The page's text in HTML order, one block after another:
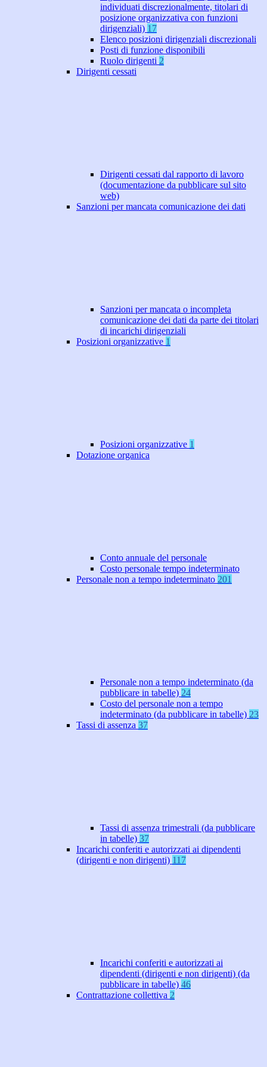
individuati discrezionalmente, titolari di
posizione organizzativa con funzioni
dirigenziali) 17
Elenco posizioni dirigenziali discrezionali
Posti di funzione disponibili
Ruolo dirigenti 2
Dirigenti cessati
Dirigenti cessati dal rapporto di lavoro
(documentazione da pubblicare sul sito
web)
Sanzioni per mancata comunicazione dei dati
Sanzioni per mancata o incompleta
comunicazione dei dati da parte dei titolari
di incarichi dirigenziali
Posizioni organizzative 1
Posizioni organizzative 1
Dotazione organica
Conto annuale del personale
Costo personale tempo indeterminato
Personale non a tempo indeterminato 201
Personale non a tempo indeterminato (da
pubblicare in tabelle) 24
Costo del personale non a tempo
indeterminato (da pubblicare in tabelle) 23
Tassi di assenza 37
Tassi di assenza trimestrali (da pubblicare
in tabelle) 37
Incarichi conferiti e autorizzati ai dipendenti
(dirigenti e non dirigenti) 117
Incarichi conferiti e autorizzati ai
dipendenti (dirigenti e non dirigenti) (da
pubblicare in tabelle) 46
Contrattazione collettiva 2